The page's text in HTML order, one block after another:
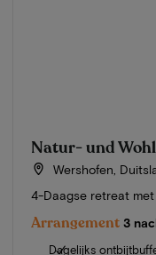
Natur- und
Wershofen,
4-Daagse retreat
Arrangement 3
Dagelijks